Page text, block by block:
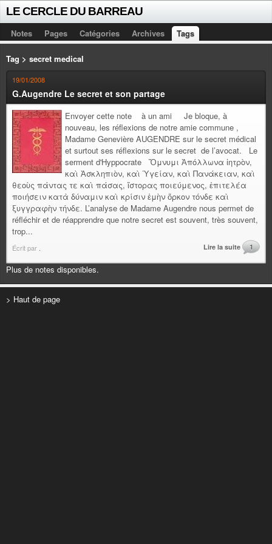
LE CERCLE DU BARREAU
Notes Pages Catégories Archives Tags
Tag > secret medical
19/01/2008
G.Augendre Le secret et son partage
Envoyer cette note à un ami Je bloque, à
nouveau, les réflexions de notre amie commune ,
Madame Genevière AUGENDRE sur le secret médical
et surtout ses réflexions sur le secret de l’avocat. Le
serment d'Hyppocrate Ὄμνυμι Ἀπόλλωνα ἰητρὸν,
καὶ Ἀσκληπιὸν, καὶ Ὑγείαν, καὶ Πανάκειαν, καὶ
θεοὺς πάντας τε καὶ πάσας, ἵστορας ποιεύμενος, ἐπιτελέα
ποιήσειν κατὰ δύναμιν καὶ κρίσιν ἐμὴν ὅρκον τόνδε καὶ
ξυγγραφὴν τήνδε. L’analyse de Madame Augendre nous permet de
réfléchir et de réapprendre que notre secret est souvent, très souvent,
trop...
Écrit par Lire la suite 1
Plus de notes disponibles.
> Haut de page